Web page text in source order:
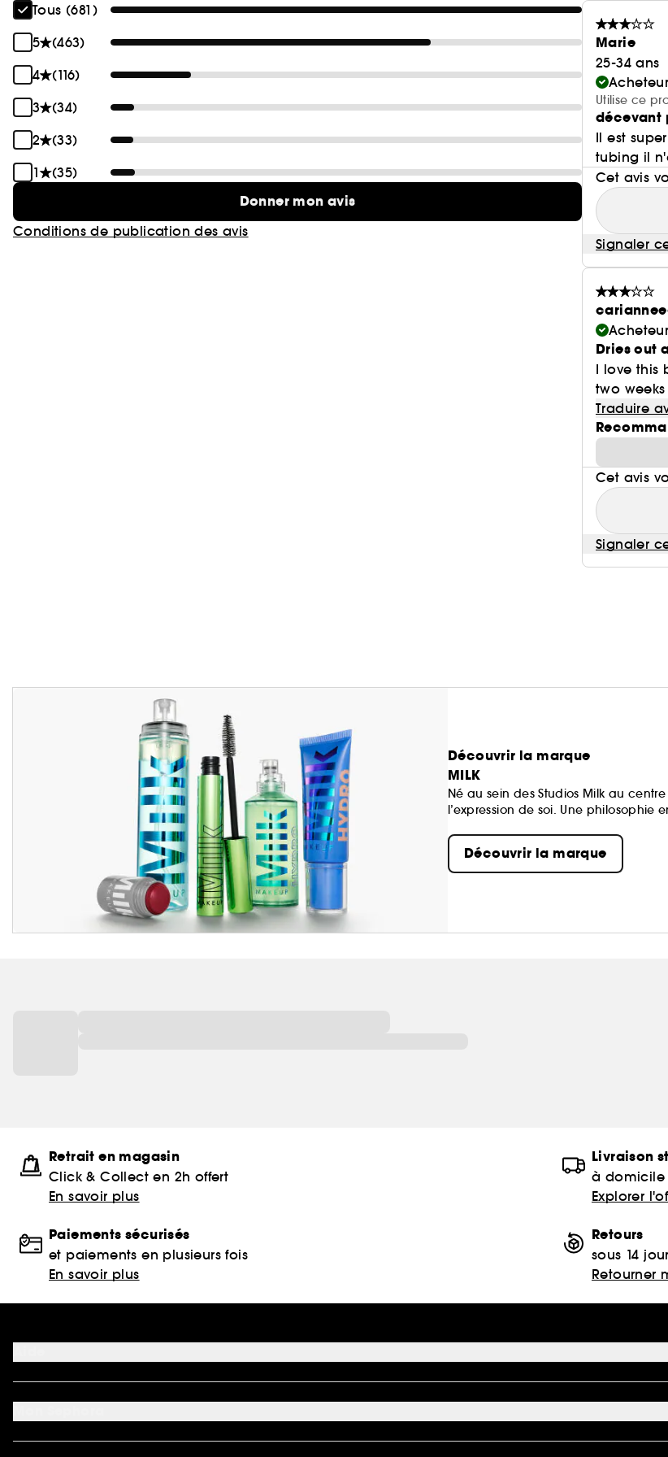
Tous (681)
5
(463)
4
(116)
3
(34)
2
(33)
1
(35)
Donner mon avis
Conditions de publication des avis
Marie
25-34 ans
Utilise ce
décevant
Il est
tubing il
Cet avis
Signaler
Dries out
I love this
two
Traduire
Cet avis
Signaler
Découvrir la marque
MILK
Né au sein des Studios Milk au
l’expression de soi. Une
Qu’il s’agisse de l’Hydro Grip
+ Cheek et Matte Bronzer Sticks,
cruelty-free et enrichis en soin pour
Découvrir la marque
Retrait en magasin
Click & Collect en 2h offert
En savoir plus
Livraison
à domicile
Explorer
Paiements sécurisés
et paiements en plusieurs fois
En savoir plus
Retours
sous 14
Retourner
FAQ
Moyens de paiement acceptés
Mon compte